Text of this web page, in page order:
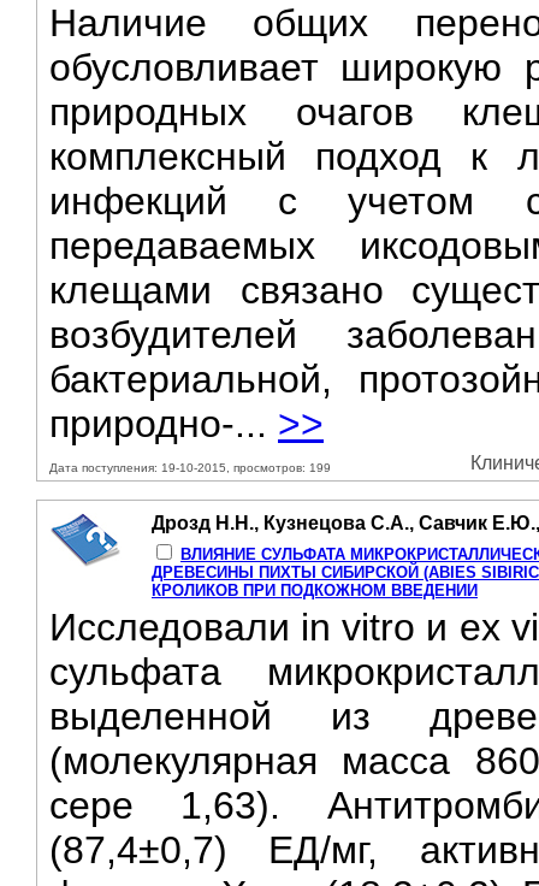
Наличие общих
обусловливает широкую
природных очагов
комплексный подход к
инфекций с учетом
передаваемых
клещами связано
возбудителей
бактериальной,
природно-... >>
Дата поступления: 19-10-2015, просмотров: 199
Дрозд Н.Н., Кузнецова С.А., Савчик
ВЛИЯНИЕ СУЛЬФАТА
ДРЕВЕСИНЫ ПИХТЫ СИБИРСКОЙ (ABIES
КРОЛИКОВ ПРИ ПОДКОЖНОМ ВВЕДЕНИИ
Исследовали in vitro и ex
сульфата
выделенной из
(молекулярная масса
сере 1,63).
(87,4±0,7) ЕД/мг,